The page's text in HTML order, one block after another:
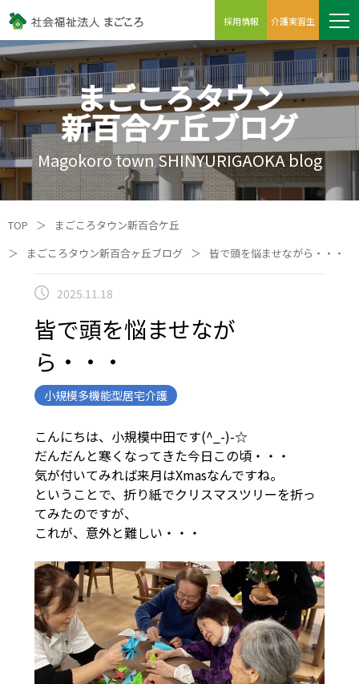
採用情報 介護実習生
まごころタウン
新百合ケ丘ブログ
Magokoro town SHINYURIGAOKA blog
TOP ＞
まごころタウン新百合ケ丘
＞
まごころタウン新百合ヶ丘ブログ ＞ 皆で頭を悩ませながら・・・
2025.11.18
皆で頭を悩ませなが
ら・・・
小規模多機能型居宅介護
こんにちは、小規模中田です(^_-)-☆
だんだんと寒くなってきた今日この頃・・・
気が付いてみれば来月はXmasなんですね。
ということで、折り紙でクリスマスツリーを折っ
てみたのですが、
これが、意外と難しい・・・